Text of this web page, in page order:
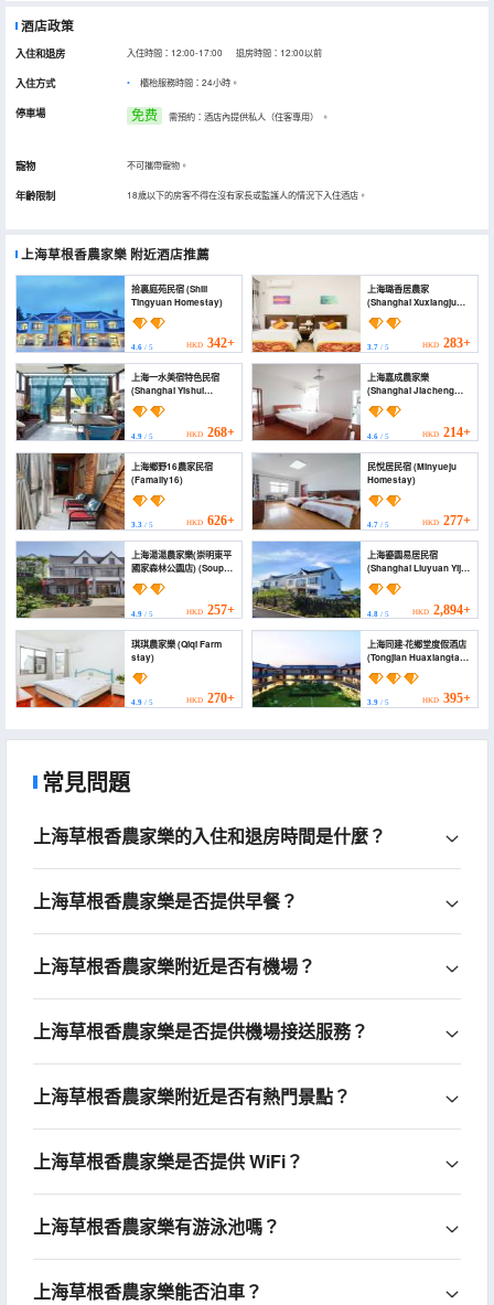
酒店政策
入住和退房 入住時間：12:00-17:00 退房時間：12:00以前
入住方式 櫃枱服務時間：24小時。
停車場 免费 需預約：酒店內提供私人（住客專用） 。
寵物 不可攜帶寵物。
年齡限制 18歲以下的房客不得在沒有家長或監護人的情況下入住酒店。
上海草根香農家樂 附近酒店推薦
拾裏庭苑民宿 (Shili
Tingyuan Homestay)
4.6 / 5 HKD 342+
上海璐香居農家
(Shanghai Xuxiangju
Farm)
3.7/ 5 HKD 283+
上海一水美宿特色民宿
(Shanghai Yishui
beautiful hotel
features)
4.9 / 5 HKD 268+
上海嘉成農家樂
(Shanghai Jiacheng
Farm Stay)
4.6/ 5 HKD 214+
上海鄉野16農家民宿
(Famaliy16)
3.3 / 5 HKD 626+
民悅居民宿 (Minyueju
Homestay)
4.7/ 5 HKD 277+
上海湯湯農家樂(崇明東平
國家森林公園店) (Soup
farmhouse)
4.9 / 5 HKD 257+
上海鎏園易居民宿
(Shanghai Liuyuan Yiju
Homestay)
4.8/ 5 HKD 2,894+
琪琪農家樂 (Qiqi Farm
stay)
4.9 / 5 HKD 270+
上海同建·花鄉堂度假酒店
(Tongjian Huaxiangtang
Resort)
3.9/ 5 HKD 395+
常見問題
上海草根香農家樂的入住和退房時間是什麼？
上海草根香農家樂是否提供早餐？
上海草根香農家樂附近是否有機場？
上海草根香農家樂是否提供機場接送服務？
上海草根香農家樂附近是否有熱門景點？
上海草根香農家樂是否提供 WiFi？
上海草根香農家樂有游泳池嗎？
上海草根香農家樂能否泊車？